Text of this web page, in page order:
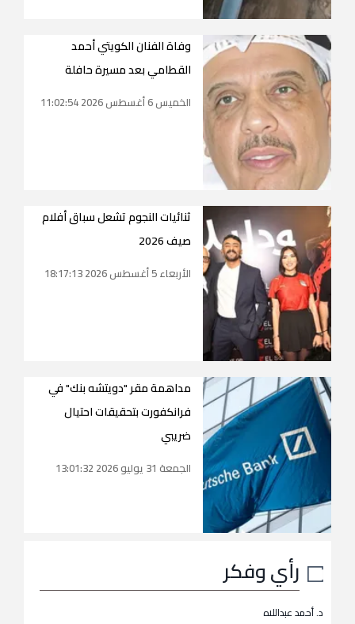
وفاة الفنان الكويتي أحمد
القطامي بعد مسيرة حافلة
الخميس 6 أغسطس 2026 11:02:54
ثنائيات النجوم تشعل سباق أفلام
صيف 2026
الأربعاء 5 أغسطس 2026 18:17:13
مداهمة مقر "دويتشه بنك" في
فرانكفورت بتحقيقات احتيال
ضريبي
الجمعة 31 يوليو 2026 13:01:32
رأي وفكر
د. أحمد عبداللاه